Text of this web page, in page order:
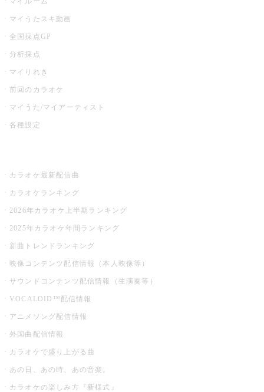
マイうたスキ動画
全国採点GP
分析採点
マイりれき
前回のカラオケ
マイうた/マイアーティスト
各種設定
カラオケ最新配信曲
カラオケランキング
2026年カラオケ上半期ランキング
2025年カラオケ年間ランキング
新曲トレンドランキング
映像コンテンツ配信情報（本人映像等）
サウンドコンテンツ配信情報（生演奏等）
VOCALOID™配信情報
アニメソング配信情報
外国曲配信情報
カラオケで盛り上がる曲
あの日、あの時、あの音楽。
カラオケの楽しみ方『新様式』